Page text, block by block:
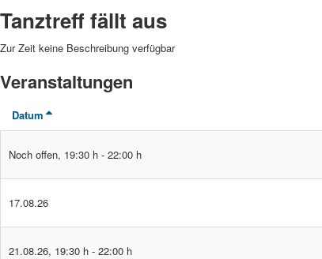
Tanztreff fällt aus
Zur Zeit keine Beschreibung verfügbar
Veranstaltungen
Datum
Noch offen, 19:30 h - 22:00 h
17.08.26
21.08.26, 19:30 h - 22:00 h